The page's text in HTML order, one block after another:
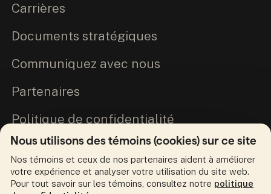
Nous utilisons des témoins (cookies) sur ce site
Nos témoins et ceux de nos partenaires aident à améliorer
votre expérience et analyser votre utilisation du site web.
Pour tout savoir sur les témoins, consultez notre politique
Carrières
Documents stratégiques
Communiquez avec nous
Partenaires
Politique de confidentialité
Engagement envers la vérité et la
réconciliation